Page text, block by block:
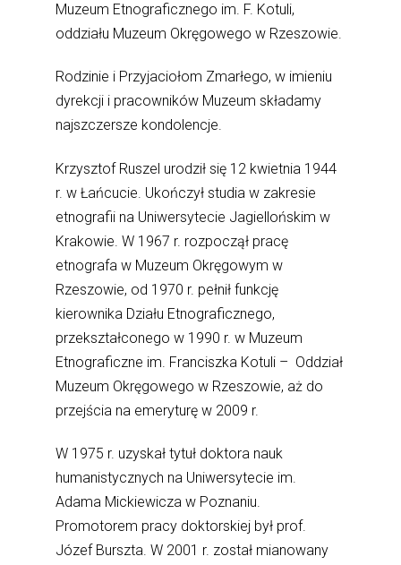
Muzeum Etnograficznego im. F. Kotuli,
oddziału Muzeum Okręgowego w Rzeszowie.
Rodzinie i Przyjaciołom Zmarłego, w imieniu
dyrekcji i pracowników Muzeum składamy
najszczersze kondolencje.
Krzysztof Ruszel urodził się 12 kwietnia 1944
r. w Łańcucie. Ukończył studia w zakresie
etnografii na Uniwersytecie Jagiellońskim w
Krakowie. W 1967 r. rozpoczął pracę
etnografa w Muzeum Okręgowym w
Rzeszowie, od 1970 r. pełnił funkcję
kierownika Działu Etnograficznego,
przekształconego w 1990 r. w Muzeum
Etnograficzne im. Franciszka Kotuli – Oddział
Muzeum Okręgowego w Rzeszowie, aż do
przejścia na emeryturę w 2009 r.
W 1975 r. uzyskał tytuł doktora nauk
humanistycznych na Uniwersytecie im.
Adama Mickiewicza w Poznaniu.
Promotorem pracy doktorskiej był prof.
Józef Burszta. W 2001 r. został mianowany